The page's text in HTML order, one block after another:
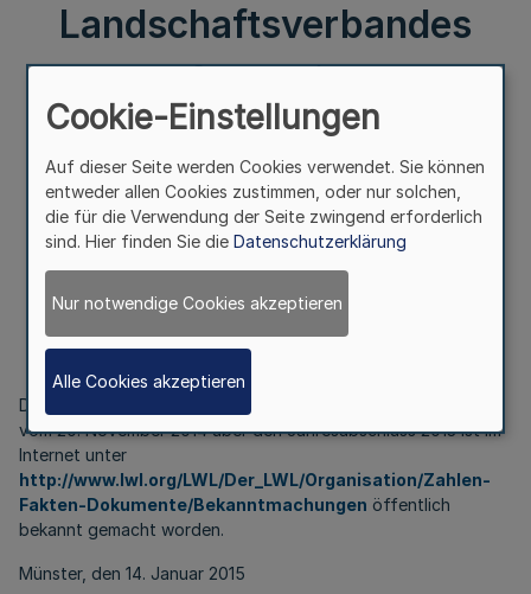
Landschaftsverbandes
Westfalen-Lippe v.
14.1.2015
III.
Bek. d. Landschaftsverbandes Westfalen-Lippe
Der Beschluss der Landschaftsversammlung Westfalen-Lippe
vom 20. November 2014 über den Jahresabschluss 2013 ist im
Internet unter
http://www.lwl.org/LWL/Der_LWL/Organisation/Zahlen-
Fakten-Dokumente/Bekanntmachungen öffentlich
bekannt gemacht worden.
Münster, den 14. Januar 2015
Cookie-Einstellungen
Auf dieser Seite werden Cookies verwendet. Sie können
entweder allen Cookies zustimmen, oder nur solchen,
die für die Verwendung der Seite zwingend erforderlich
sind. Hier finden Sie die Datenschutzerklärung
Nur notwendige Cookies akzeptieren
Alle Cookies akzeptieren